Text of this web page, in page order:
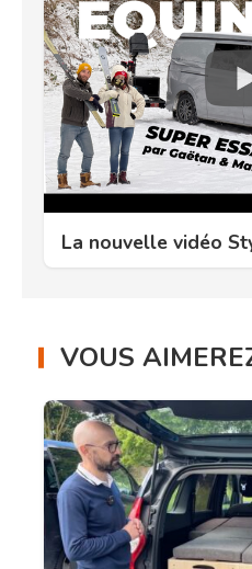
La nouvelle vidéo
VOUS